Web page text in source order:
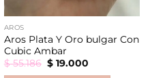
AROS
Aros Plata Y Oro bulgar Con
Cubic Ambar
$55.186 Original
price
$19.000Current